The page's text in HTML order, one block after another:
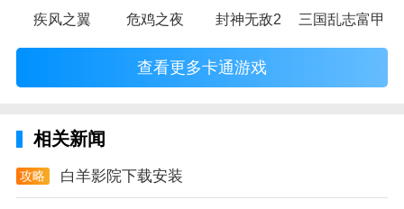
疾风之翼 危鸡之夜 封神无敌2 三国乱志富甲天
查看更多卡通游戏
相关新闻
攻略 白羊影院下载安装